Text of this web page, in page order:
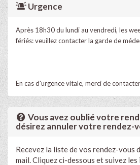
Urgence
Après 18h30 du lundi au vendredi, les
fériés: veuillez contacter la garde de
En cas d'urgence vitale, merci de
Vous avez oublié votre
désirez annuler votre rendez-
Recevez la liste de vos rendez-vous
mail. Cliquez ci-dessous et suivez